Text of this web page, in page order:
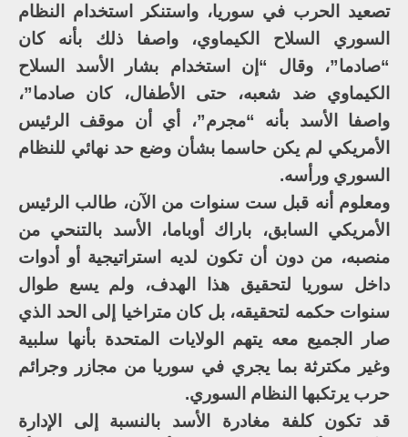
تصعيد الحرب في سوريا، واستنكر استخدام النظام
السوري السلاح الكيماوي، واصفا ذلك بأنه كان
“صادما”، وقال “إن استخدام بشار الأسد السلاح
الكيماوي ضد شعبه، حتى الأطفال، كان صادما”،
واصفا الأسد بأنه “مجرم”، أي أن موقف الرئيس
الأمريكي لم يكن حاسما بشأن وضع حد نهائي للنظام
السوري ورأسه.
ومعلوم أنه قبل ست سنوات من الآن، طالب الرئيس
الأمريكي السابق، باراك أوباما، الأسد بالتنحي من
منصبه، من دون أن تكون لديه استراتيجية أو أدوات
داخل سوريا لتحقيق هذا الهدف، ولم يسع طوال
سنوات حكمه لتحقيقه، بل كان متراخيا إلى الحد الذي
صار الجميع معه يتهم الولايات المتحدة بأنها سلبية
وغير مكترثة بما يجري في سوريا من مجازر وجرائم
حرب يرتكبها النظام السوري.
قد تكون كلفة مغادرة الأسد بالنسبة إلى الإدارة